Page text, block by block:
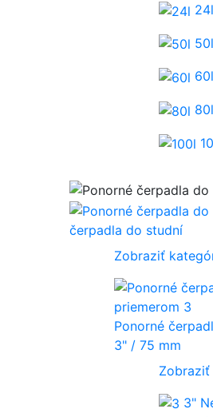
24l
50l
60l
80l
čerpadla do studní
Zobraziť
Ponorné
3" / 75 mm
3"